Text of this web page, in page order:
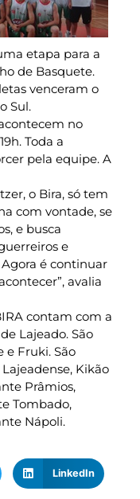
etapa para a
de Basquete.
venceram o
Sul.
no
Toda a
pela equipe. A
o Bira, só tem
com vontade, se
e busca
e
é continuar
avalia
contam com a
Lajeado. São
e Fruki. São
Kikão
Prâmios,
Tombado,
Nápoli.
LinkedIn